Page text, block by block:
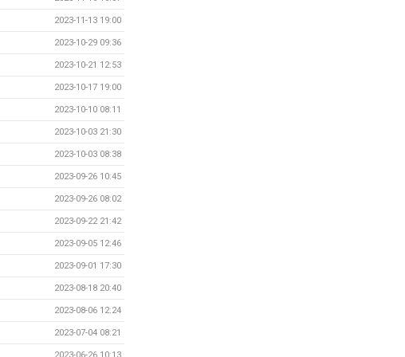
2023-11-13 19:00
2023-10-29 09:36
2023-10-21 12:53
2023-10-17 19:00
2023-10-10 08:11
2023-10-03 21:30
2023-10-03 08:38
2023-09-26 10:45
2023-09-26 08:02
2023-09-22 21:42
2023-09-05 12:46
2023-09-01 17:30
2023-08-18 20:40
2023-08-06 12:24
2023-07-04 08:21